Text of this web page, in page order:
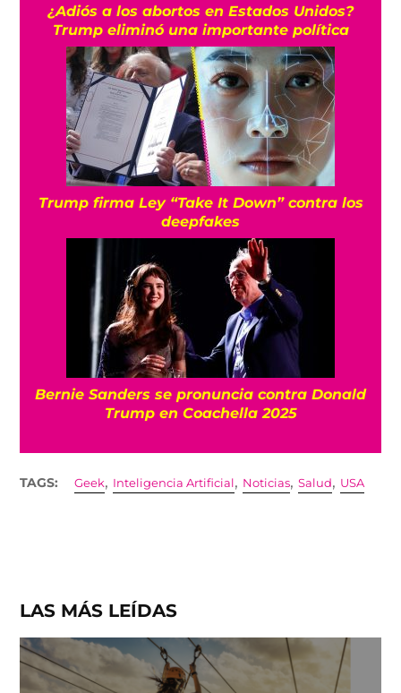
¿Adiós a los abortos en Estados Unidos?
Trump eliminó una importante política
Trump firma Ley “Take It Down” contra los
deepfakes
Bernie Sanders se pronuncia contra Donald
Trump en Coachella 2025
TAGS: Geek, Inteligencia Artificial, Noticias,Salud, USA
LAS MÁS LEÍDAS